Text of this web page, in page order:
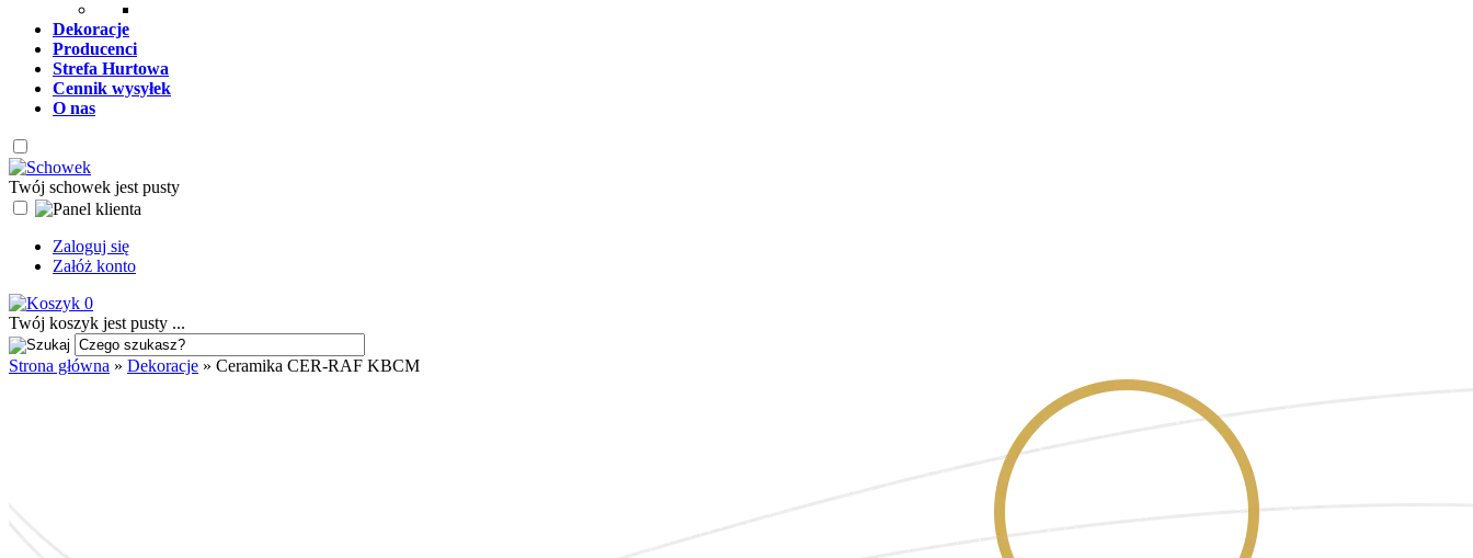
Dekoracje
Producenci
Strefa Hurtowa
Cennik wysyłek
O nas
Twój schowek jest pusty
Zaloguj się
Załóż konto
0
Twój koszyk jest pusty ...
Strona główna » Dekoracje » Ceramika CER-RAF KBCM